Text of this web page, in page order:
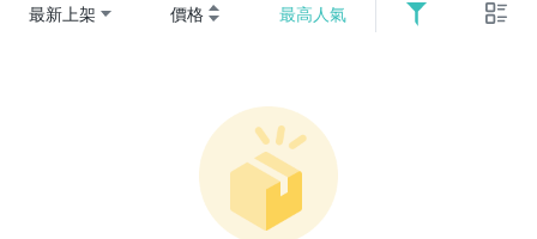
最新上架 價格 最高人氣